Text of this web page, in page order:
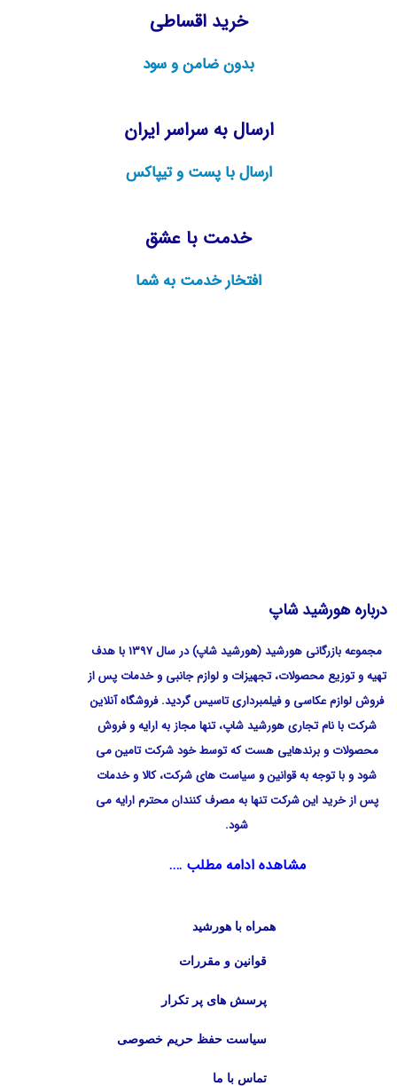
خرید اقساطی
بدون ضامن و سود
ارسال به سراسر ایران
ارسال با پست و تیپاکس
خدمت با عشق
افتخار خدمت به شما
درباره هورشید شاپ
مجموعه بازرگانی هورشید (هورشید شاپ) در سال 1397 با هدف
تهیه و توزیع محصولات، تجهیزات و لوازم جانبی و خدمات پس از
فروش لوازم عکاسی و فیلمبرداری تاسیس گردید. فروشگاه آنلاین
شرکت با نام تجاری هورشید شاپ، تنها مجاز به ارایه و فروش
محصولات و برندهایی هست که توسط خود شرکت تامین می
شود و با توجه به قوانین و سیاست های شرکت، کالا و خدمات
پس از خرید این شرکت تنها به مصرف کنندان محترم ارایه می
شود.
مشاهده ادامه مطلب ….
همراه با هورشید
قوانین و مقررات
پرسش های پر تکرار
سیاست حفظ حریم خصوصی
تماس با ما